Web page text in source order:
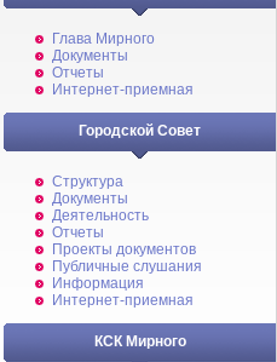
Глава Мирного
Документы
Отчеты
Интернет-приемная
Городской Совет
Структура
Документы
Деятельность
Отчеты
Проекты документов
Публичные слушания
Информация
Интернет-приемная
КСК Мирного